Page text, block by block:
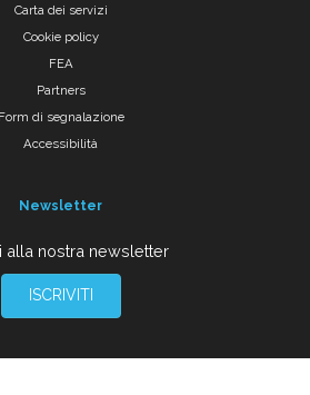
Carta dei servizi
Cookie policy
FEA
Partners
Form di segnalazione
Accessibilità
Newsletter
alla nostra newsletter
ISCRIVITI